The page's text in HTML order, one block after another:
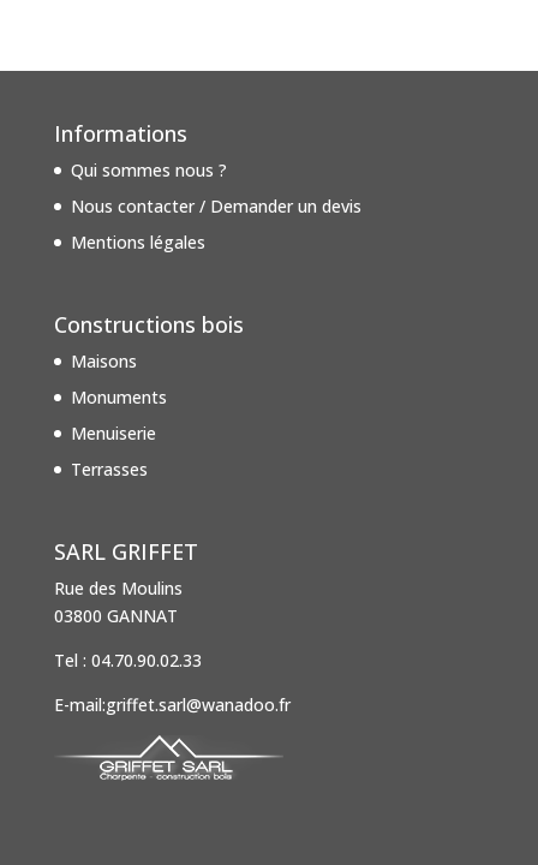
Informations
Qui sommes nous ?
Nous contacter / Demander un devis
Mentions légales
Constructions bois
Maisons
Monuments
Menuiserie
Terrasses
SARL GRIFFET
Rue des Moulins
03800 GANNAT
Tel : 04.70.90.02.33
E-mail:griffet.sarl@wanadoo.fr